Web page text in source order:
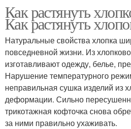
Как растянуть
Как растянуть
Натуральные свойства хлопка
повседневной жизни. Из
изготавливают одежду, белье,
Нарушение температурного
неправильная сушка изделий из
деформации. Сильно
трикотажная кофточка снова
за ними правильно ухаживать.